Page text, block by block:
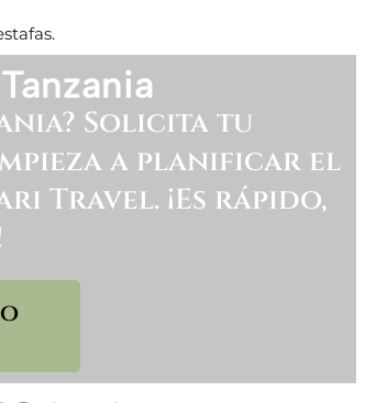
Solicita tu
a planificar el
Travel. ¡Es rápido,